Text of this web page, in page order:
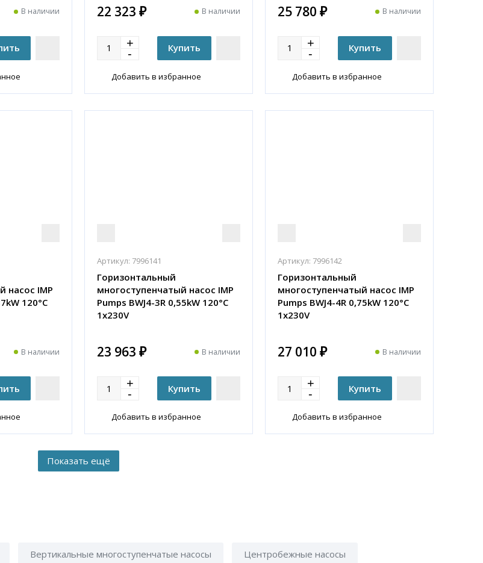
В наличии 22 323 ₽ В наличии
Добавить в избранное
25 780 ₽ В наличии
Добавить в избранное
насос IMP
120°C
В наличии
Артикул: 7996141
Горизонтальный
многоступенчатый насос IMP
Pumps BWJ4-3R 0,55kW 120°C
1x230V
23 963 ₽ В наличии
Добавить в избранное
Артикул: 7996142
Горизонтальный
многоступенчатый насос IMP
Pumps BWJ4-4R 0,75kW 120°C
1x230V
27 010 ₽ В наличии
Добавить в избранное
Вертикальные многоступенчатые насосы Центробежные насосы